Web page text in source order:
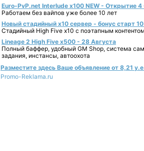
Euro-PvP.net Interlude х100 NEW - Открытие 4
Работаем без вайпов уже более 10 лет
Новый стадийный х10 сервер - бонус старт
Стадийный High Five x10 с поэтапным
Lineage 2 High Five x500 - 28 Августа
Полный баффер, удобный GM Shop, система
задания, инстансы, автоохота
Разместите здесь Ваше объявление от 8,21
Promo-Reklama.ru